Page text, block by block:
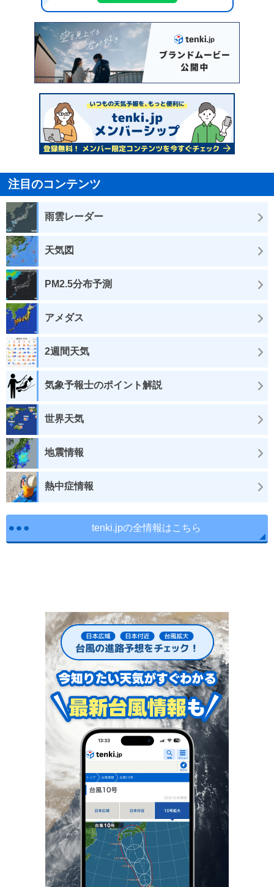
注目のコンテンツ
雨雲レーダー
天気図
PM2.5分布予測
アメダス
2週間天気
気象予報士のポイント解説
世界天気
地震情報
熱中症情報
tenki.jpの全情報はこちら